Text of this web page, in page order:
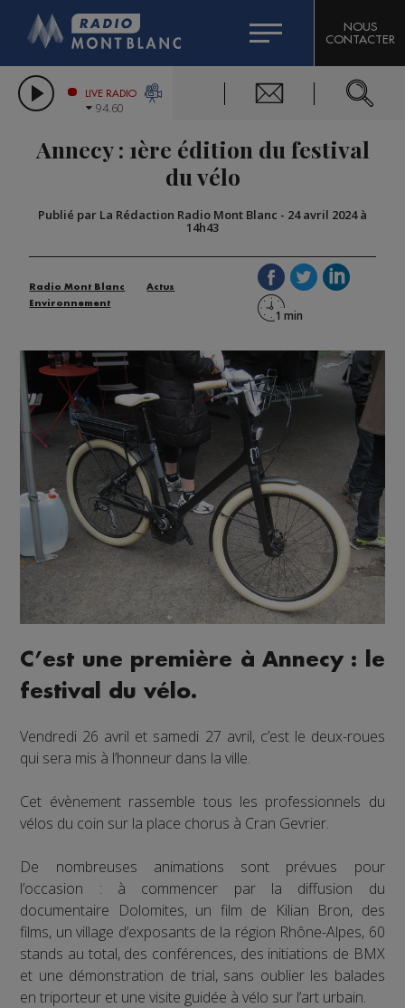
LES CHRONIQUES DE L'EXPERT
CITIZEN MACHINERY
GRAND MASSIF DOMAINES SKIABLES
BIGARD
COMPAGNIE DU MONT-BLANC
NOUS
CONTACTER
LIVE RADIO
94.60
Annecy : 1ère édition du festival
du vélo
Publié par La Rédaction Radio Mont Blanc - 24 avril 2024 à
14h43
Radio Mont Blanc
Actus
Environnement
C’est une première à Annecy : le
festival du vélo.
Vendredi 26 avril et samedi 27 avril, c’est le deux-roues
qui sera mis à l’honneur dans la ville.
Cet évènement rassemble tous les professionnels du
vélos du coin sur la place chorus à Cran Gevrier.
De nombreuses animations sont prévues pour
l’occasion : à commencer par la diffusion du
documentaire Dolomites, un film de Kilian Bron, des
films, un village d’exposants de la région Rhône-Alpes, 60
stands au total, des conférences, des initiations de BMX
et une démonstration de trial, sans oublier les balades
en triporteur et une visite guidée à vélo sur l’art urbain.